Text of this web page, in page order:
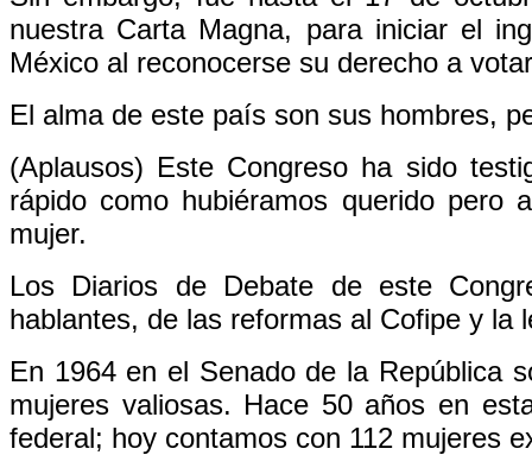
nuestra Carta Magna, para iniciar el
México al reconocerse su derecho a
El alma de este país son sus hombres,
(Aplausos) Este Congreso ha sido
rápido como hubiéramos querido
mujer.
Los Diarios de Debate de este
hablantes, de las reformas al Cofipe y la
En 1964 en el Senado de la República
mujeres valiosas. Hace 50 años en
federal; hoy contamos con 112 mujeres